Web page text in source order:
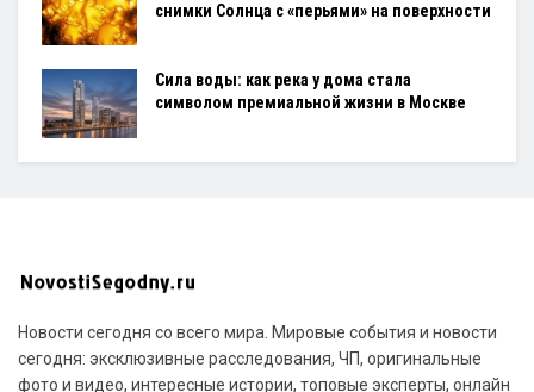
снимки Солнца с «перьями» на поверхности
Сила воды: как река у дома стала
символом премиальной жизни в Москве
Новости сегодня со всего мира. Мировые события и новости
сегодня: эксклюзивные расследования, ЧП, оригинальные
фото и видео, интересные истории, топовые эксперты, онлайн